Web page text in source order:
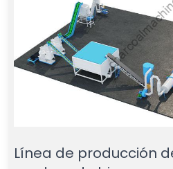
Línea de producción